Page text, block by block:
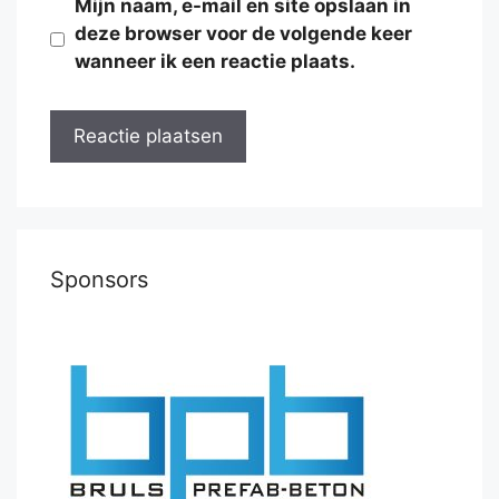
Mijn naam, e-mail en site opslaan in
deze browser voor de volgende keer
wanneer ik een reactie plaats.
Sponsors